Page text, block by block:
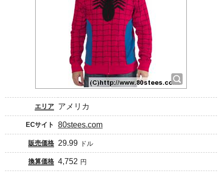
エリア アメリカ
ECサイト 80stees.com
販売価格 29.99 ドル
換算価格 4,752 円